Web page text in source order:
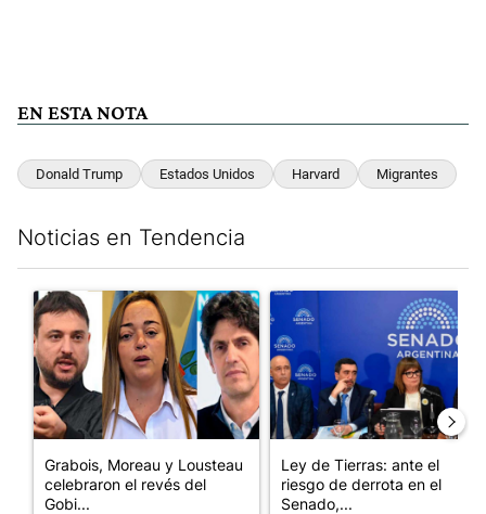
EN ESTA NOTA
Donald Trump Estados Unidos Harvard Migrantes
Noticias en Tendencia
Un artículo de tendencia con el título "Grabois, Moreau y
Grabois, Moreau y Lousteau
celebraron el revés del
Gobi...
Un artículo de tendencia con
Ley de Tierras: ante el
riesgo de derrota en el
Senado,...